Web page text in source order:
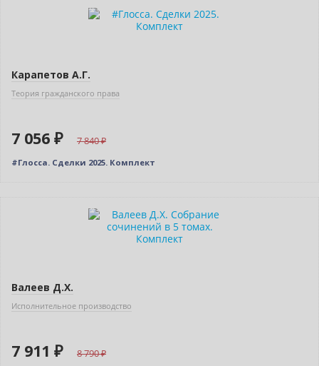
–10% (скидка 784 ₽)
Карапетов А.Г.
Теория гражданского права
7 056 ₽ 7 840
#Глосса. Сделки 2025. Комплект
–10% (скидка 879 ₽)
Валеев Д.Х.
Исполнительное производство
7 911 ₽ 8 790